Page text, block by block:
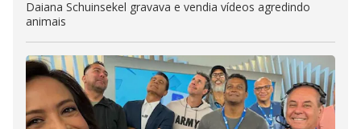
Daiana Schuinsekel gravava e vendia vídeos agredindo
animais